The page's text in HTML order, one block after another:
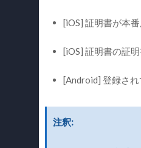
[iOS] 証明書が本
[iOS] 証明書の証
[Android] 登録さ
注釈